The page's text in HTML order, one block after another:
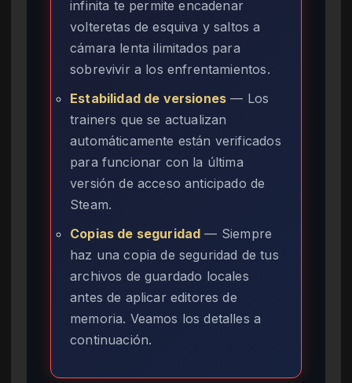
infinita te permite encadenar
volteretas de esquiva y saltos a
cámara lenta ilimitados para
sobrevivir a los enfrentamientos.
Estabilidad de versiones — Los
trainers que se actualizan
automáticamente están verificados
para funcionar con la última
versión de acceso anticipado de
Steam.
Copias de seguridad — Siempre
haz una copia de seguridad de tus
archivos de guardado locales
antes de aplicar editores de
memoria. Veamos los detalles a
continuación.